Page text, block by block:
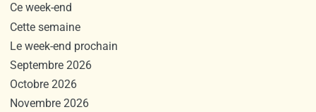
Ce week-end
Cette semaine
Le week-end prochain
Septembre 2026
Octobre 2026
Novembre 2026